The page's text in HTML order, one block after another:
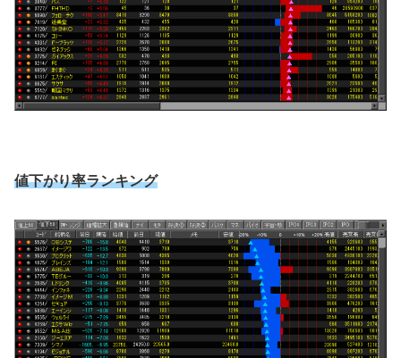
値下がり率ランキング